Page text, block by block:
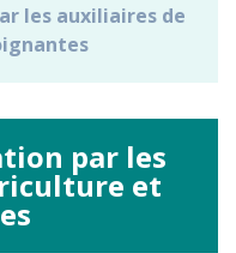
les auxiliaires de
par les
et